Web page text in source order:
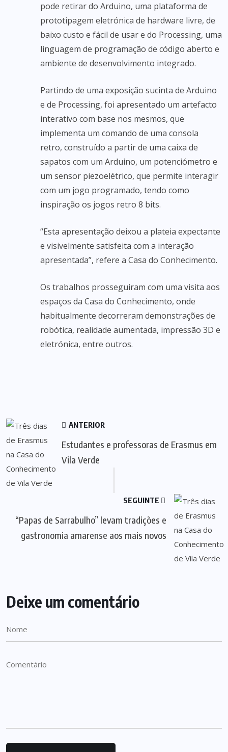
pode retirar do Arduino, uma plataforma de
prototipagem eletrónica de hardware livre, de
baixo custo e fácil de usar e do Processing, uma
linguagem de programação de código aberto e
ambiente de desenvolvimento integrado.
Partindo de uma exposição sucinta de Arduino
e de Processing, foi apresentado um artefacto
interativo com base nos mesmos, que
implementa um comando de uma consola
retro, construído a partir de uma caixa de
sapatos com um Arduino, um potenciómetro e
um sensor piezoelétrico, que permite interagir
com um jogo programado, tendo como
inspiração os jogos retro 8 bits.
“Esta apresentação deixou a plateia expectante
e visivelmente satisfeita com a interação
apresentada”, refere a Casa do Conhecimento.
Os trabalhos prosseguiram com uma visita aos
espaços da Casa do Conhecimento, onde
habitualmente decorreram demonstrações de
robótica, realidade aumentada, impressão 3D e
eletrónica, entre outros.
ANTERIOR
Estudantes e professoras de Erasmus em
Vila Verde
SEGUINTE
“Papas de Sarrabulho” levam tradições e
gastronomia amarense aos mais novos
Deixe um comentário